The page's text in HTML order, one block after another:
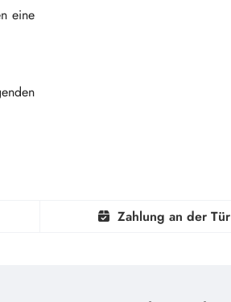
eine
Zahlung an der Tür